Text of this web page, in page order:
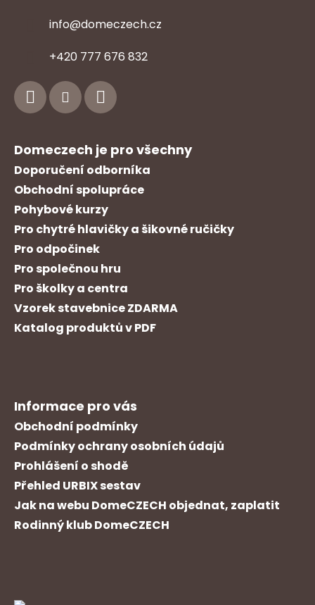
info@domeczech.cz
+420 777 676 832
Domeczech je pro všechny
Doporučení odborníka
Obchodní spolupráce
Pohybové kurzy
Pro chytré hlavičky a šikovné ručičky
Pro odpočinek
Pro společnou hru
Pro školky a centra
Vzorek stavebnice ZDARMA
Katalog produktů v PDF
Informace pro vás
Obchodní podmínky
Podmínky ochrany osobních údajů
Prohlášení o shodě
Přehled URBIX sestav
Jak na webu DomeCZECH objednat, zaplatit
Rodinný klub DomeCZECH